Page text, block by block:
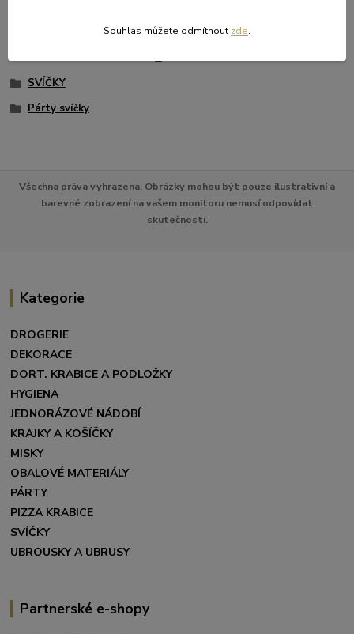
SVÍČKY
Párty svíčky
Všechna práva vyhrazena. Obrázky mohou být pouze ilustrativní a
barevné zobrazení na vašem monitoru nemusí odpovídat
skutečnosti.
Kategorie
DROGERIE
DEKORACE
DORT. KRABICE A PODLOŽKY
HYGIENA
JEDNORÁZOVÉ NÁDOBÍ
KRAJKY A KOŠÍČKY
MISKY
OBALOVÉ MATERIÁLY
PÁRTY
PIZZA KRABICE
SVÍČKY
UBROUSKY A UBRUSY
Partnerské e-shopy
Souhlas můžete odmítnout zde.